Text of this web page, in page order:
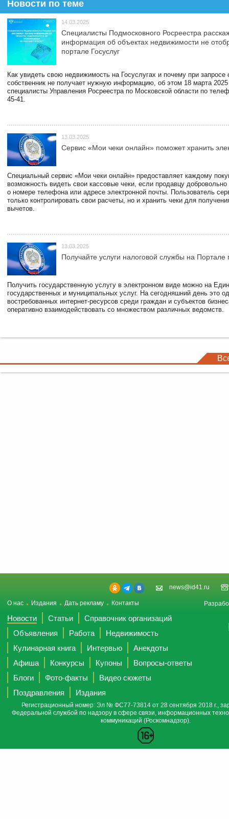
Новости по теме
14.03.2025
Специалисты Подмосковного Росреестра
информация об объектах недвижимости не
портале Госуслуг
Как увидеть свою недвижимость на Госуслугах и почему при запросе
собственник не получает нужную информацию, об этом 18 марта 2025
специалисты Управления Росреестра по Московской области по
45-41.
13.03.2025
Сервис «Мои чеки онлайн» поможет хранить
Специальный сервис «Мои чеки онлайн» предоставляет каждому
возможность видеть свои кассовые чеки, если продавцу
о номере телефона или адресе электронной почты. Пользователь
только контролировать свои расчеты, но и хранить чеки для
вычетов.
13.03.2025
Получайте услуги налоговой службы на Портале
Получить государственную услугу в электронном виде можно на
государственных и муниципальных услуг. На сегодняшний день это
востребованных интернет-ресурсов среди граждан и субъектов
оперативно взаимодействовать со множеством различных ведомств.
news@id41.ru
О нас Издания Дать рекламу Контакты
Новости Статьи
Справочник организаций
Объявления
Работа
Недвижимость
Кулинарная книга
Интервью
Анекдоты
Афиша
Конкурсы Купоны
Вопросы-ответы
Блоги
Фото-факты
Видео сюжеты
Поздравления
Издания
Регистрационный номер: Эл № ФС77-73814 от 28 сентября 2018 г.,
Федеральной службой по надзору в сфере связи, информационных
коммуникаций (Роскомнадзор).